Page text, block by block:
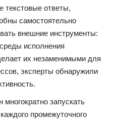
текстовые ответы,
самостоятельно
внешние инструменты:
исполнения
их незаменимыми для
эксперты обнаружили
многократно запускать
промежуточного